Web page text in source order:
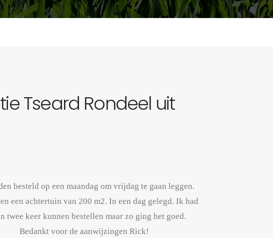
Tseard Rondeel uit
besteld op een maandag om vrijdag te gaan leggen.
een achtertuin van 200 m2. In een dag gelegd. Ik had
twee keer kunnen bestellen maar zo ging het goed.
Bedankt voor de aanwijzingen Rick!